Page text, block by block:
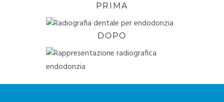
PRIMA
DOPO